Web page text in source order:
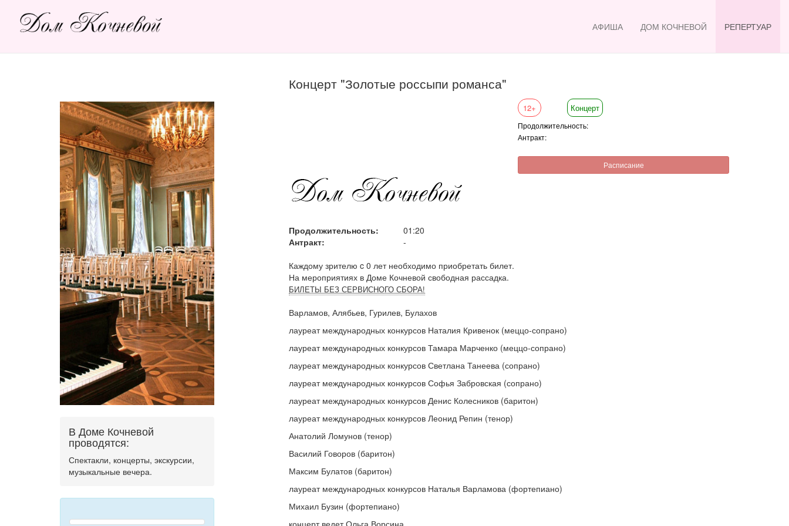
АФИША ДОМ КОЧНЕВОЙ РЕПЕРТУАР
Концерт "Золотые россыпи романса"
12+ Концерт
Продолжительность:
Антракт:
Расписание
Продолжительность:
01:20
Антракт:
-
Каждому зрителю c 0 лет необходимо приобретать билет.
На мероприятиях в Доме Кочневой свободная рассадка.
БИЛЕТЫ БЕЗ СЕРВИСНОГО СБОРА!
Варламов, Алябьев, Гурилев, Булахов
лауреат международных конкурсов Наталия Кривенок (меццо-сопрано)
лауреат международных конкурсов Тамара Марченко (меццо-сопрано)
лауреат международных конкурсов Светлана Танеева (сопрано)
лауреат международных конкурсов Софья Забровская (сопрано)
лауреат международных конкурсов Денис Колесников (баритон)
лауреат международных конкурсов Леонид Репин (тенор)
Анатолий Ломунов (тенор)
Василий Говоров (баритон)
Максим Булатов (баритон)
лауреат международных конкурсов Наталья Варламова (фортепиано)
Михаил Бузин (фортепиано)
концерт ведет Ольга Ворсина
В Доме Кочневой
проводятся:
Спектакли, концерты, экскурсии,
музыкальные вечера.